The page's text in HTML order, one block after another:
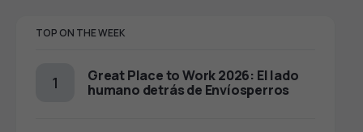
TOP ON THE WEEK
Great Place to Work 2026: El lado
humano detrás de Envíosperros